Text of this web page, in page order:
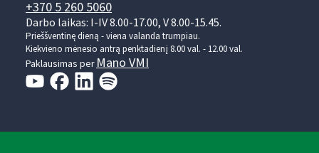
+370 5 260 5060
Darbo laikas: I-IV 8.00-17.00, V 8.00-15.45.
Prieššventinę dieną - viena valanda trumpiau.
Kiekvieno mėnesio antrą penktadienį 8.00 val. - 12.00 val.
Paklausimas perMano VMI